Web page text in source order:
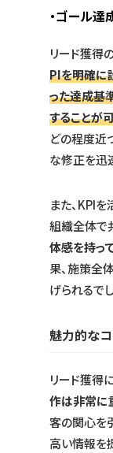
・ゴール
リード獲得
PIを明確に
った達成基
することが
どの程度近
な修正を迅
また、KPI
組織全体で
体感を持っ
果、施策全
げられるでし
魅力的な
リード獲得
作は非常に
客の関心を
高い情報を